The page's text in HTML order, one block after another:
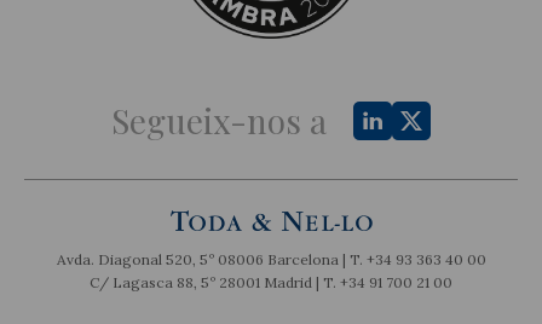
Segueix-nos a
Avda. Diagonal 520, 5º 08006 Barcelona | T. +34 93 363 40 00
C/ Lagasca 88, 5º 28001 Madrid | T. +34 91 700 21 00